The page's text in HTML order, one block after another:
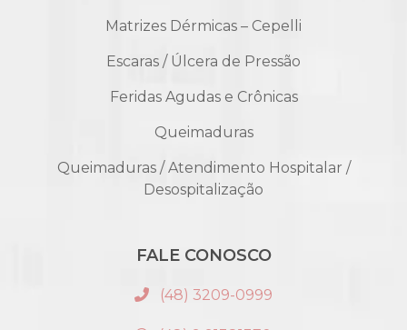
Matrizes Dérmicas – Cepelli
Escaras / Úlcera de Pressão
Feridas Agudas e Crônicas
Queimaduras
Queimaduras / Atendimento Hospitalar /
Desospitalização
FALE CONOSCO
(48) 3209-0999